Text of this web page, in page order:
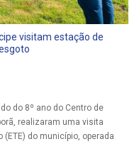
visitam estação de
do 8º ano do Centro de
realizaram uma visita
do município, operada